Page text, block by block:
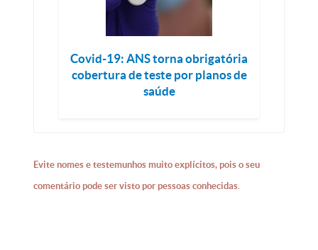
Covid-19: ANS torna obrigatória
cobertura de teste por planos de
saúde
Evite nomes e testemunhos muito explícitos, pois o seu
comentário pode ser visto por pessoas conhecidas.